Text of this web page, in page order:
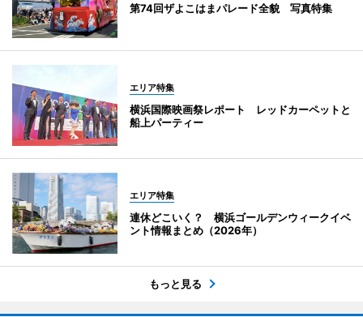
第74回ザよこはまパレード全貌 写真特集
エリア特集
横浜国際映画祭レポート レッドカーペットと
船上パーティー
エリア特集
連休どこいく？ 横浜ゴールデンウィークイベ
ント情報まとめ（2026年）
もっと見る